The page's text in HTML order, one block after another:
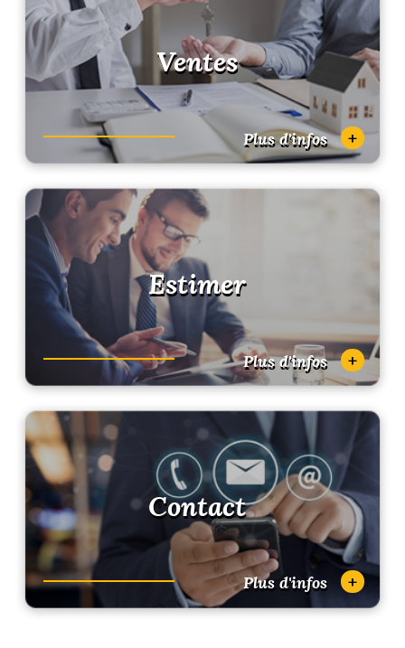
Ventes
Plus d'infos +
Estimer
Plus d'infos +
Contact
Plus d'infos +